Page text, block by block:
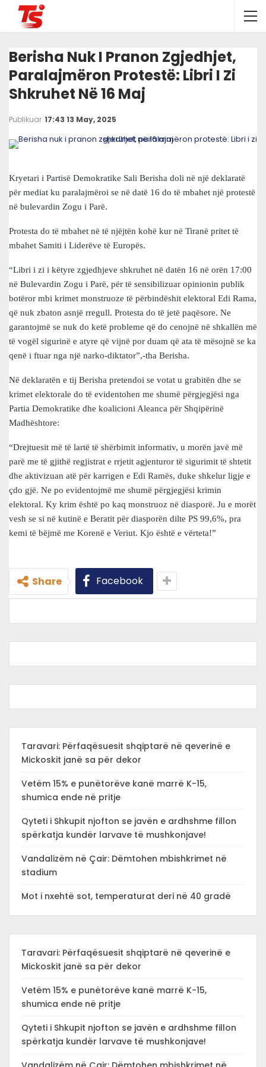
Berisha Nuk I Pranon Zgjedhjet,
Paralajmëron Protestë: Libri I Zi
Shkruhet Në 16 Maj
Publikuar 17:43 13 May, 2025
Kryetari i Partisë Demokratike Sali Berisha doli në një deklaratë
për mediat ku paralajmëroi se në datë 16 do të mbahet një protestë
në bulevardin Zogu i Parë.
Protesta do të mbahet në të njëjtën kohë kur në Tiranë pritet të
mbahet Samiti i Liderëve të Europës.
“Libri i zi i këtyre zgjedhjeve shkruhet në datën 16 në orën 17:00
në Bulevardin Zogu i Parë, për të sensibilizuar opinionin publik
botëror mbi krimet monstruoze të përbindëshit elektoral Edi Rama,
që nuk zbaton asnjë rregull. Protesta do të jetë paqësore. Ne
garantojmë se nuk do ketë probleme që do cenojnë në shkallën më
të vogël sigurinë e atyre që vijnë por duam që ata të mësojnë se ka
qenë i ftuar nga një narko-diktator”,-tha Berisha.
Në deklaratën e tij Berisha pretendoi se votat u grabitën dhe se
krimet elektorale do të evidentohen me shumë përgjegjësi nga
Partia Demokratike dhe koalicioni Aleanca për Shqipërinë
Madhështore:
“Drejtuesit më të lartë të shërbimit informativ, u morën javë më
parë me të gjithë regjistrat e rrjetit agjenturor të sigurimit të shtetit
dhe aktivizuan atë për karrigen e Edi Ramës, duke shkelur ligje e
çdo gjë. Ne po evidentojmë me shumë përgjegjësi krimin
elektoral. Ky krim është po kaq monstruoz në diasporë. Ju e morët
vesh se si në kutinë e Beratit për diasporën dilte PS 99,6%, pra
kemi të bëjmë me Korenë e Veriut. Kjo është e vërteta!”
Share Facebook
Taravari: Përfaqësuesit shqiptarë në qeverinë e
Mickoskit janë sa për dekor
Vetëm 15% e punëtorëve kanë marrë K-15,
shumica ende në pritje
Qyteti i Shkupit njofton se javën e ardhshme fillon
spërkatja kundër larvave të mushkonjave!
Vandalizëm në Çair: Dëmtohen mbishkrimet në
stadium
Mot i nxehtë sot, temperaturat deri në 40 gradë
Taravari: Përfaqësuesit shqiptarë në qeverinë e
Mickoskit janë sa për dekor
Vetëm 15% e punëtorëve kanë marrë K-15,
shumica ende në pritje
Qyteti i Shkupit njofton se javën e ardhshme fillon
spërkatja kundër larvave të mushkonjave!